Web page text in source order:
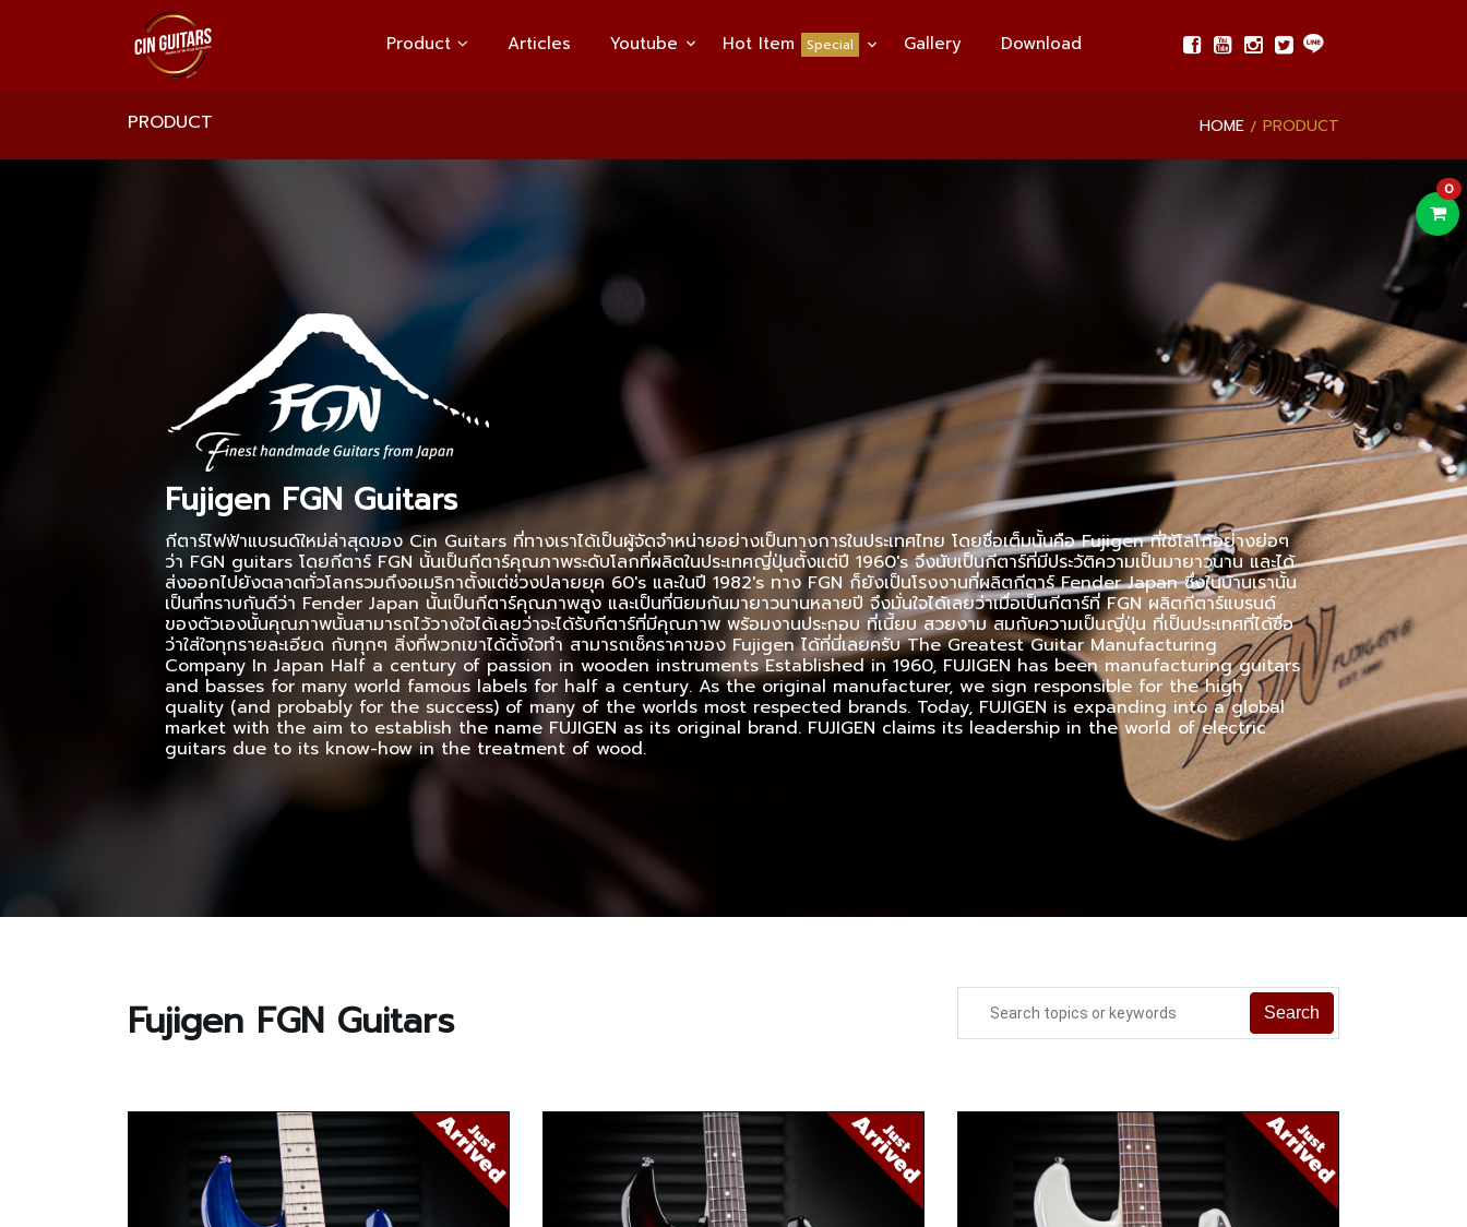
Product Articles Youtube Hot Item Special Gallery Download
0
PRODUCT HOME PRODUCT
Fujigen FGN Guitars
กีตาร์ไฟฟ้าแบรนด์ใหม่ล่าสุดของ Cin Guitars ที่ทางเราได้เป็นผู้จัดจำหน่ายอย่างเป็นทางการในประเทศไทย โดยชื่อเต็มนั้นคือ Fujigen ที่ใช้โลโก้อย่างย่อๆ
ว่า FGN guitars โดยกีตาร์ FGN นั้นเป็นกีตาร์คุณภาพระดับโลกที่ผลิตในประเทศญี่ปุ่นตั้งแต่ปี 1960's จึงนับเป็นกีตาร์ที่มีประวัติความเป็นมายาวนาน และได้
ส่งออกไปยังตลาดทั่วโลกรวมถึงอเมริกาตั้งแต่ช่วงปลายยุค 60's และในปี 1982's ทาง FGN ก็ยังเป็นโรงงานที่ผลิตกีตาร์ Fender Japan ซึ่งในบ้านเรานั้น
เป็นที่ทราบกันดีว่า Fender Japan นั้นเป็นกีตาร์คุณภาพสูง และเป็นที่นิยมกันมายาวนานหลายปี จึงมั่นใจได้เลยว่าเมื่อเป็นกีตาร์ที่ FGN ผลิตกีตาร์แบรนด์
ของตัวเองนั้นคุณภาพนั้นสามารถไว้วางใจได้เลยว่าจะได้รับกีตาร์ที่มีคุณภาพ พร้อมงานประกอบ ที่เนี้ยบ สวยงาม สมกับความเป็นญี่ปุ่น ที่เป็นประเทศที่ได้ชื่อ
ว่าใส่ใจทุกรายละเอียด กับทุกๆ สิ่งที่พวกเขาได้ตั้งใจทำ สามารถเช็คราคาของ Fujigen ได้ที่นี่เลยครับ The Greatest Guitar Manufacturing
Company In Japan Half a century of passion in wooden instruments Established in 1960, FUJIGEN has been manufacturing guitars
and basses for many world famous labels for half a century. As the original manufacturer, we sign responsible for the high
quality (and probably for the success) of many of the worlds most respected brands. Today, FUJIGEN is expanding into a global
market with the aim to establish the name FUJIGEN as its original brand. FUJIGEN claims its leadership in the world of electric
guitars due to its know-how in the treatment of wood.
Fujigen FGN Guitars Search